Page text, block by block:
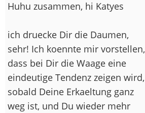
Huhu zusammen, hi Katyes
ich druecke Dir die Daumen,
sehr! Ich koennte mir vorstellen,
dass bei Dir die Waage eine
eindeutige Tendenz zeigen wird,
sobald Deine Erkaeltung ganz
weg ist, und Du wieder mehr